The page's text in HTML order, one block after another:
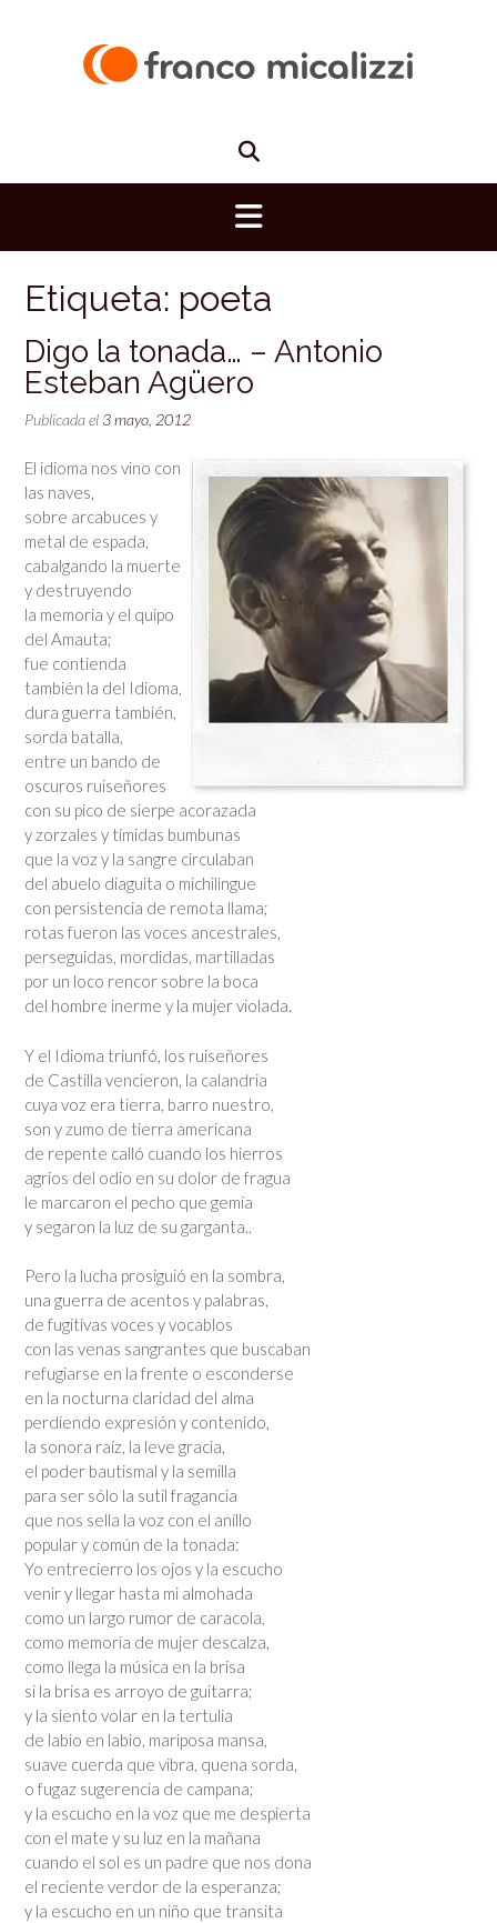
Etiqueta: poeta
Digo la tonada… – Antonio
Esteban Agüero
Publicada el 3 mayo, 2012
El idioma nos vino con
las naves,
sobre arcabuces y
metal de espada,
cabalgando la muerte
y destruyendo
la memoria y el quipo
del Amauta;
fue contienda
también la del Idioma,
dura guerra también,
sorda batalla,
entre un bando de
oscuros ruiseñores
con su pico de sierpe acorazada
y zorzales y tímidas bumbunas
que la voz y la sangre circulaban
del abuelo diaguita o michilingue
con persistencia de remota llama;
rotas fueron las voces ancestrales,
perseguidas, mordidas, martilladas
por un loco rencor sobre la boca
del hombre inerme y la mujer violada.
Y el Idioma triunfó, los ruiseñores
de Castilla vencieron, la calandria
cuya voz era tierra, barro nuestro,
son y zumo de tierra americana
de repente calló cuando los hierros
agrios del odio en su dolor de fragua
le marcaron el pecho que gemía
y segaron la luz de su garganta..
Pero la lucha prosiguió en la sombra,
una guerra de acentos y palabras,
de fugitivas voces y vocablos
con las venas sangrantes que buscaban
refugiarse en la frente o esconderse
en la nocturna claridad del alma
perdiendo expresión y contenido,
la sonora raíz, la leve gracia,
el poder bautismal y la semilla
para ser sólo la sutil fragancia
que nos sella la voz con el anillo
popular y común de la tonada:
Yo entrecierro los ojos y la escucho
venir y llegar hasta mi almohada
como un largo rumor de caracola,
como memoria de mujer descalza,
como llega la música en la brisa
si la brisa es arroyo de guitarra;
y la siento volar en la tertulia
de labio en labio, mariposa mansa,
suave cuerda que vibra, quena sorda,
o fugaz sugerencia de campana;
y la escucho en la voz que me despierta
con el mate y su luz en la mañana
cuando el sol es un padre que nos dona
el reciente verdor de la esperanza;
y la escucho en un niño que transita